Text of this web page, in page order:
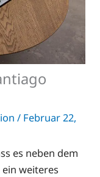
/ Februar 22,
es neben dem
ein weiteres